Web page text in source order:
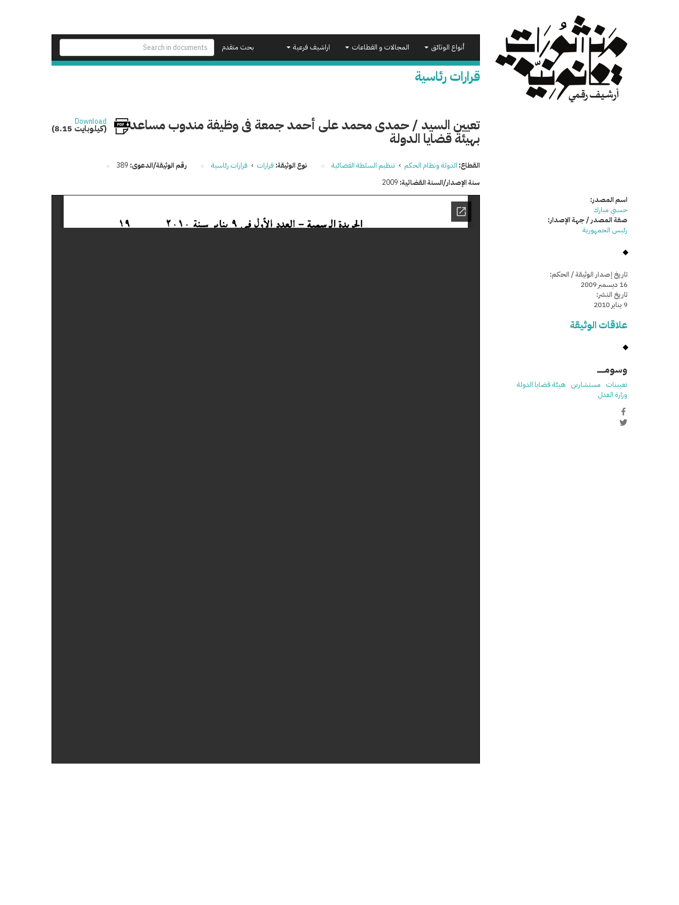
بحث متقدم
أنواع الوثائق المجالات و القطاعات اراشيف فرعية
قرارات رئاسية
تعيين السيد / حمدى محمد على أحمد جمعة فى وظيفة مندوب مساعد
بهيئة قضايا الدولة
Download
(8.15 كيلوبايت)
القطاع: الدولة ونظام الحكم › تنظيم السلطة القضائية نوع الوثيقة: قرارات › قرارات رئاسية رقم الوثيقة/الدعوى: 389
سنة الإصدار/السنة القضائية: 2009
اسم المصدر:
حسني مبارك
صفة المصدر / جهة الإصدار:
رئيس الجمهورية
تاريخ إصدار الوثيقة / الحكم:
16 ديسمبر 2009
تاريخ النشر:
9 يناير 2010
علاقات الوثيقة
وسومـــــ
تعيينات مستشارين هيئة قضايا الدولة
وزارة العدل